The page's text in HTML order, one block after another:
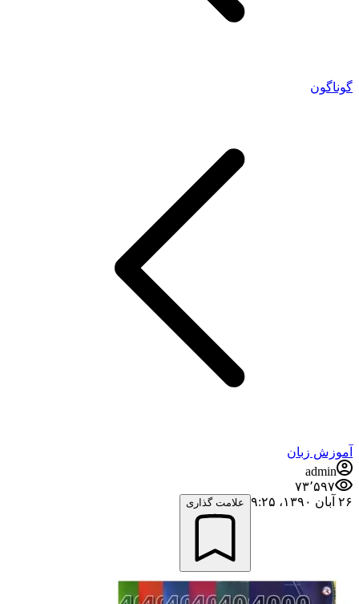
گوناگون
آموزش زبان
admin
۷۳٬۵۹۷
۲۶ آبان ۱۳۹۰،‏ ۹:۲۵
علامت گذاری